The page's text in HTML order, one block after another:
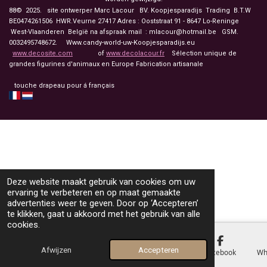
Deze website maakt gebruik van cookies om uw
ervaring te verbeteren en op maat gemaakte
advertenties weer te geven. Door op ‘Accepteren’
te klikken, gaat u akkoord met het gebruik van alle
cookies.
Afwijzen Accepteren
88© 2025. site ontwerper Marc Lacour BV. Koopjesparadijs Trading
B.T.W
BE0474261506 HWR.Veurne 27417 Adres : Ooststraat 91 - 8647 Lo-Reninge
West-Vlaanderen België na afspraak mail : mlacour@hotmail.be GSM.
0032495748672. Www.candy-world-uw-Koopjesparadijs.eu
www.decosite.com of www.decolacour.fr Sélection unique de
grandes figurines d'animaux en Europe Fabrication artisanale
touche drapeau pour á français
E-mailadres Kaart Facebook